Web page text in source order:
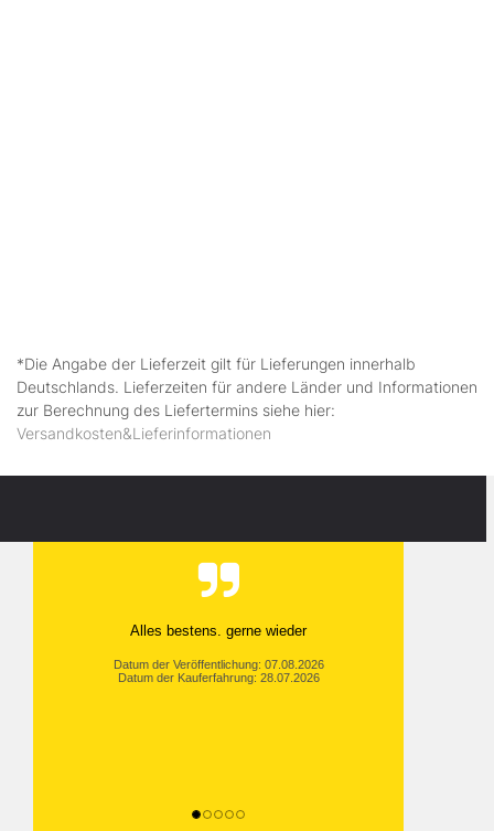
*Die Angabe der Lieferzeit gilt für Lieferungen innerhalb
Deutschlands. Lieferzeiten für andere Länder und Informationen
zur Berechnung des Liefertermins siehe hier:
Versandkosten&Lieferinformationen
Alles bestens. gerne wieder
Datum der Veröffentlichung: 07.08.2026
Datum der Kauferfahrung: 28.07.2026